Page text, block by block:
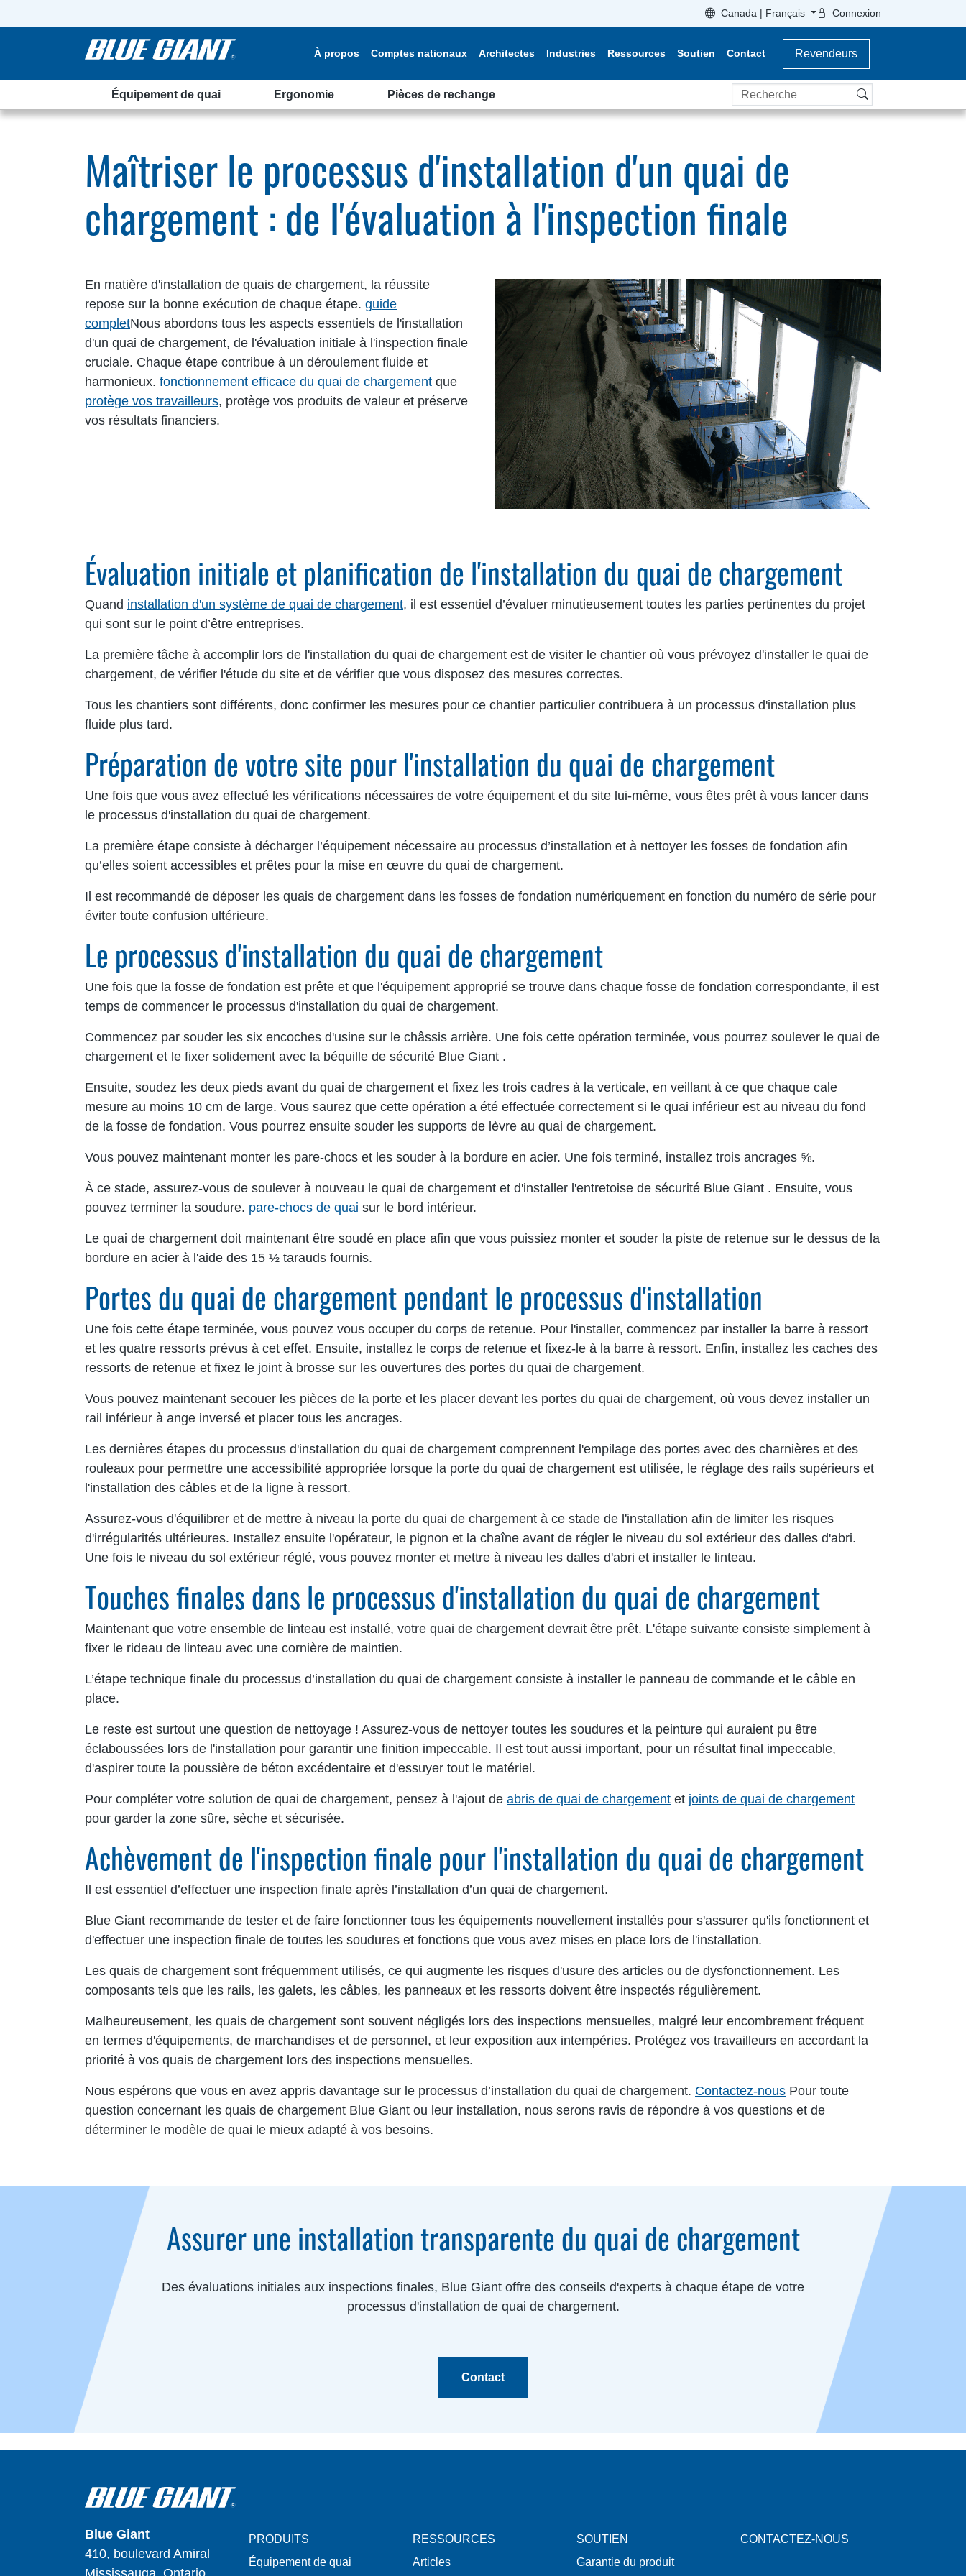
Canada | Français Connexion
À propos Comptes nationaux Architectes Industries Ressources Soutien Contact Revendeurs
Équipement de quai Ergonomie Pièces de rechange
Recherche
finale
Maîtriser le processus d'installation d'un quai de
chargement : de l'évaluation à l'inspection finale
En matière d'installation de quais de chargement, la réussite
repose sur la bonne exécution de chaque étape. guide
completNous abordons tous les aspects essentiels de l'installation
d'un quai de chargement, de l'évaluation initiale à l'inspection finale
cruciale. Chaque étape contribue à un déroulement fluide et
harmonieux. fonctionnement efficace du quai de chargement que
protège vos travailleurs, protège vos produits de valeur et préserve
vos résultats financiers.
Évaluation initiale et planification de l'installation du quai de chargement
Quand installation d'un système de quai de chargement, il est essentiel d’évaluer minutieusement toutes les parties pertinentes du projet
qui sont sur le point d’être entreprises.
La première tâche à accomplir lors de l'installation du quai de chargement est de visiter le chantier où vous prévoyez d'installer le quai de
chargement, de vérifier l'étude du site et de vérifier que vous disposez des mesures correctes.
Tous les chantiers sont différents, donc confirmer les mesures pour ce chantier particulier contribuera à un processus d'installation plus
fluide plus tard.
Préparation de votre site pour l'installation du quai de chargement
Une fois que vous avez effectué les vérifications nécessaires de votre équipement et du site lui-même, vous êtes prêt à vous lancer dans
le processus d'installation du quai de chargement.
La première étape consiste à décharger l’équipement nécessaire au processus d’installation et à nettoyer les fosses de fondation afin
qu’elles soient accessibles et prêtes pour la mise en œuvre du quai de chargement.
Il est recommandé de déposer les quais de chargement dans les fosses de fondation numériquement en fonction du numéro de série pour
éviter toute confusion ultérieure.
Le processus d'installation du quai de chargement
Une fois que la fosse de fondation est prête et que l'équipement approprié se trouve dans chaque fosse de fondation correspondante, il est
temps de commencer le processus d'installation du quai de chargement.
Commencez par souder les six encoches d'usine sur le châssis arrière. Une fois cette opération terminée, vous pourrez soulever le quai de
chargement et le fixer solidement avec la béquille de sécurité Blue Giant .
Ensuite, soudez les deux pieds avant du quai de chargement et fixez les trois cadres à la verticale, en veillant à ce que chaque cale
mesure au moins 10 cm de large. Vous saurez que cette opération a été effectuée correctement si le quai inférieur est au niveau du fond
de la fosse de fondation. Vous pourrez ensuite souder les supports de lèvre au quai de chargement.
Vous pouvez maintenant monter les pare-chocs et les souder à la bordure en acier. Une fois terminé, installez trois ancrages ⅝.
À ce stade, assurez-vous de soulever à nouveau le quai de chargement et d'installer l'entretoise de sécurité Blue Giant . Ensuite, vous
pouvez terminer la soudure. pare-chocs de quai sur le bord intérieur.
Le quai de chargement doit maintenant être soudé en place afin que vous puissiez monter et souder la piste de retenue sur le dessus de la
bordure en acier à l'aide des 15 ½ tarauds fournis.
Portes du quai de chargement pendant le processus d'installation
Une fois cette étape terminée, vous pouvez vous occuper du corps de retenue. Pour l'installer, commencez par installer la barre à ressort
et les quatre ressorts prévus à cet effet. Ensuite, installez le corps de retenue et fixez-le à la barre à ressort. Enfin, installez les caches des
ressorts de retenue et fixez le joint à brosse sur les ouvertures des portes du quai de chargement.
Vous pouvez maintenant secouer les pièces de la porte et les placer devant les portes du quai de chargement, où vous devez installer un
rail inférieur à ange inversé et placer tous les ancrages.
Les dernières étapes du processus d'installation du quai de chargement comprennent l'empilage des portes avec des charnières et des
rouleaux pour permettre une accessibilité appropriée lorsque la porte du quai de chargement est utilisée, le réglage des rails supérieurs et
l'installation des câbles et de la ligne à ressort.
Assurez-vous d'équilibrer et de mettre à niveau la porte du quai de chargement à ce stade de l'installation afin de limiter les risques
d'irrégularités ultérieures. Installez ensuite l'opérateur, le pignon et la chaîne avant de régler le niveau du sol extérieur des dalles d'abri.
Une fois le niveau du sol extérieur réglé, vous pouvez monter et mettre à niveau les dalles d'abri et installer le linteau.
Touches finales dans le processus d'installation du quai de chargement
Maintenant que votre ensemble de linteau est installé, votre quai de chargement devrait être prêt. L'étape suivante consiste simplement à
fixer le rideau de linteau avec une cornière de maintien.
L’étape technique finale du processus d’installation du quai de chargement consiste à installer le panneau de commande et le câble en
place.
Le reste est surtout une question de nettoyage ! Assurez-vous de nettoyer toutes les soudures et la peinture qui auraient pu être
éclaboussées lors de l'installation pour garantir une finition impeccable. Il est tout aussi important, pour un résultat final impeccable,
d'aspirer toute la poussière de béton excédentaire et d'essuyer tout le matériel.
Pour compléter votre solution de quai de chargement, pensez à l'ajout de abris de quai de chargement et joints de quai de chargement
pour garder la zone sûre, sèche et sécurisée.
Achèvement de l'inspection finale pour l'installation du quai de chargement
Il est essentiel d’effectuer une inspection finale après l’installation d’un quai de chargement.
Blue Giant recommande de tester et de faire fonctionner tous les équipements nouvellement installés pour s'assurer qu'ils fonctionnent et
d'effectuer une inspection finale de toutes les soudures et fonctions que vous avez mises en place lors de l'installation.
Les quais de chargement sont fréquemment utilisés, ce qui augmente les risques d'usure des articles ou de dysfonctionnement. Les
composants tels que les rails, les galets, les câbles, les panneaux et les ressorts doivent être inspectés régulièrement.
Malheureusement, les quais de chargement sont souvent négligés lors des inspections mensuelles, malgré leur encombrement fréquent
en termes d'équipements, de marchandises et de personnel, et leur exposition aux intempéries. Protégez vos travailleurs en accordant la
priorité à vos quais de chargement lors des inspections mensuelles.
Nous espérons que vous en avez appris davantage sur le processus d’installation du quai de chargement. Contactez-nous Pour toute
question concernant les quais de chargement Blue Giant ou leur installation, nous serons ravis de répondre à vos questions et de
déterminer le modèle de quai le mieux adapté à vos besoins.
Assurer une installation transparente du quai de chargement
Des évaluations initiales aux inspections finales, Blue Giant offre des conseils d'experts à chaque étape de votre
processus d'installation de quai de chargement.
Contact
Blue Giant
410, boulevard Amiral
Mississauga, Ontario
PRODUITS
Équipement de quai
RESSOURCES
Articles
SOUTIEN
Garantie du produit
CONTACTEZ-NOUS